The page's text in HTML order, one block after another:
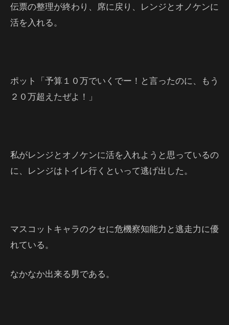
伝票の整理が終わり、席に戻り、レンジとオノケンに
活を入れる。
ポット「予算１０万でいくでー！と言ったのに、もう
２０万超えたぜよ！」
私がレンジとオノケンに活を入れようと思っているの
に、レンジはトイレ行くといって逃げ出した。
マスコットキャラのクセに危機察知能力と逃走力に優
れている。
なかなか出来る男である。